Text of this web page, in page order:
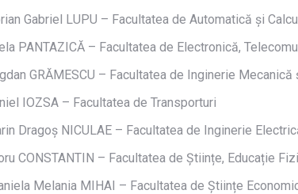
Gabriel LUPU – Facultatea de Automatică și
PANTAZICĂ – Facultatea de Electronică,
GRĂMESCU – Facultatea de Inginerie
IOZSA – Facultatea de Transporturi
Dragoș NICULAE – Facultatea de Inginerie
CONSTANTIN – Facultatea de Științe, Educație
Melania MIHAI – Facultatea de Științe